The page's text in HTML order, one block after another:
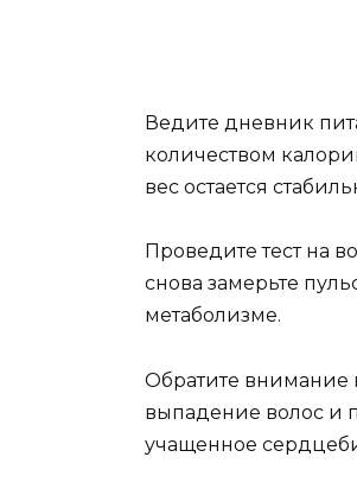
Ведите дневник
количеством
вес остается
Проведите тест на
снова замерьте
метаболизме.
Обратите внимание
выпадение волос и
учащенное